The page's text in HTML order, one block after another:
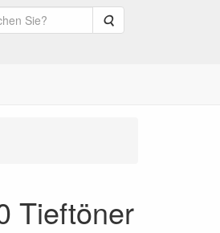
Suche
Tieftöner